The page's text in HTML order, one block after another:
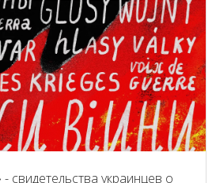
свидетельства украинцев о